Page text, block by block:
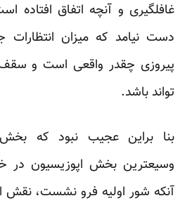
غافلگیری و آنچه اتفاق افتاده
دست نیامد که میزان انتظارات
پیروزی چقدر واقعی است و
تواند باشد.
بنا براین عجیب نبود که
وسیعترین بخش اپوزیسیون در
آنکه شور اولیه فرو نشست، نقش